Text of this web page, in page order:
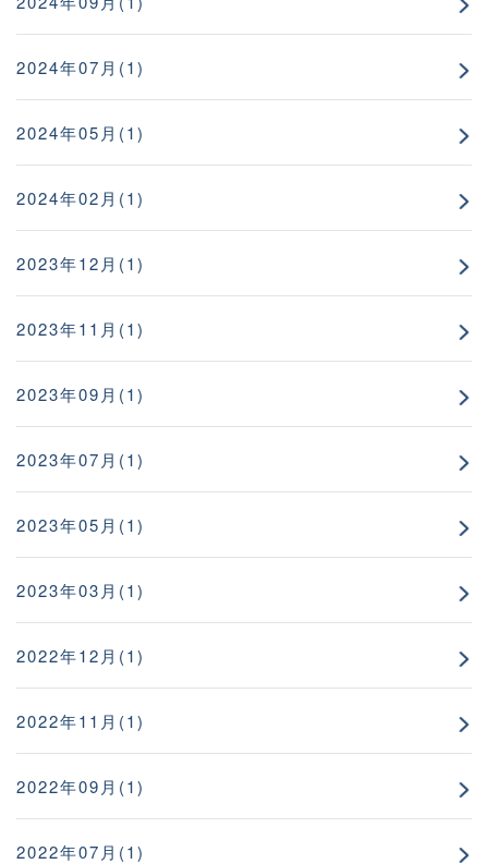
2024年07月(1)
2024年05月(1)
2024年02月(1)
2023年12月(1)
2023年11月(1)
2023年09月(1)
2023年07月(1)
2023年05月(1)
2023年03月(1)
2022年12月(1)
2022年11月(1)
2022年09月(1)
2022年07月(1)